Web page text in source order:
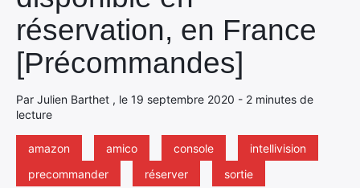
réservation, en France
[Précommandes]
Par Julien Barthet , le 19 septembre 2020 - 2 minutes de
lecture
amazon amico console
intellivision
precommander
réserver sortie